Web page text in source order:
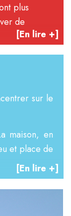
plus
de
[En lire +]
sur le
maison, en
et place de
vivent
[En lire +]